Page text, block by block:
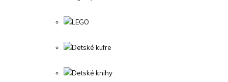
LEGO
Detské kufre
Detské knihy